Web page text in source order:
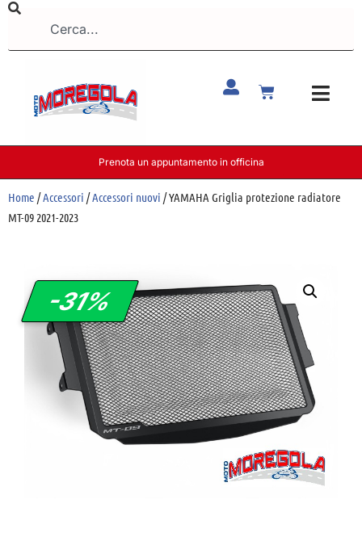
Prenota un appuntamento in officina
Home /Accessori /Accessori nuovi / YAMAHA Griglia protezione radiatore
MT-09 2021-2023
-31%